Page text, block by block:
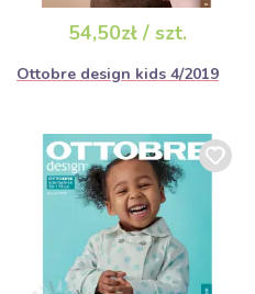
54,50zł / szt.
Ottobre design kids 4/2019